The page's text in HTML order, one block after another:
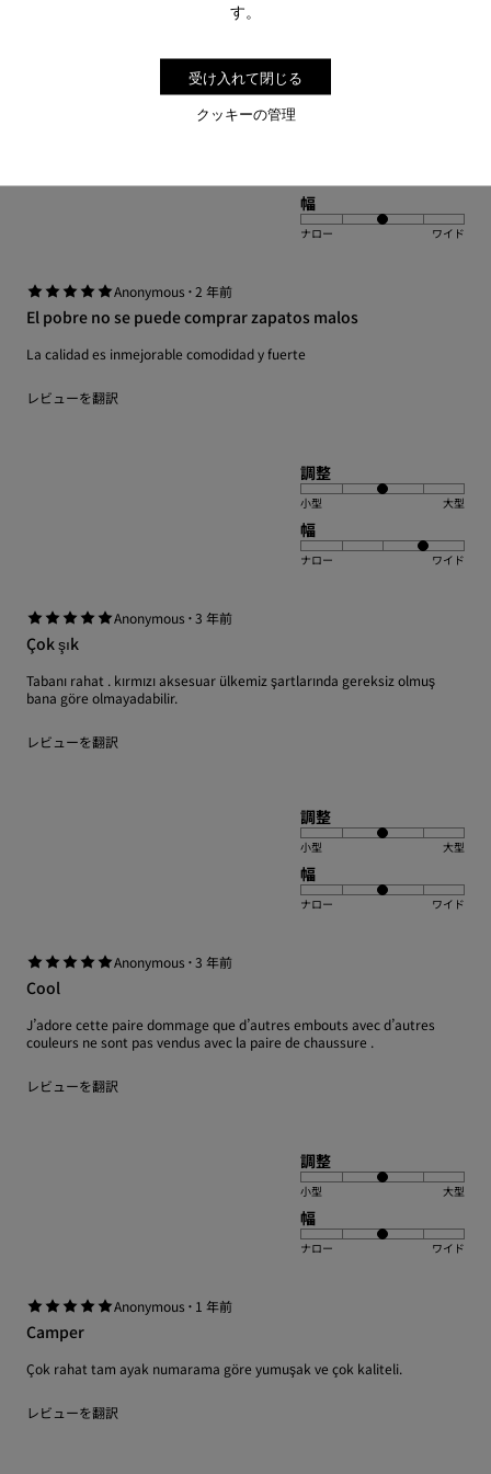
す。
クッキーの管理
受け入れて閉じる
the prior pair's sole detached. We bought another pair and will try to
幅
ナロー ワイド
Anonymous ·2 年前
El pobre no se puede comprar zapatos malos
La calidad es inmejorable comodidad y fuerte
レビューを翻訳
調整
小型 大型
幅
ナロー ワイド
Anonymous ·3 年前
Çok şık
Tabanı rahat . kırmızı aksesuar ülkemiz şartlarında gereksiz olmuş
bana göre olmayadabilir.
レビューを翻訳
調整
小型 大型
幅
ナロー ワイド
Anonymous ·3 年前
Cool
J’adore cette paire dommage que d’autres embouts avec d’autres
couleurs ne sont pas vendus avec la paire de chaussure .
レビューを翻訳
調整
小型 大型
幅
ナロー ワイド
Anonymous · 1 年前
Camper
Çok rahat tam ayak numarama göre yumuşak ve çok kaliteli.
レビューを翻訳